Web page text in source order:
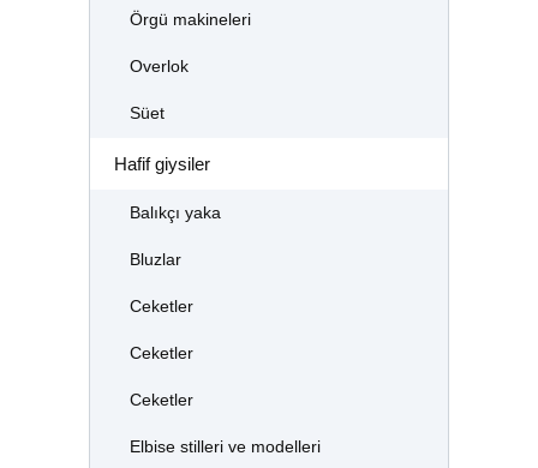
Örgü makineleri
Overlok
Süet
Hafif giysiler
Balıkçı yaka
Bluzlar
Ceketler
Ceketler
Ceketler
Elbise stilleri ve modelleri